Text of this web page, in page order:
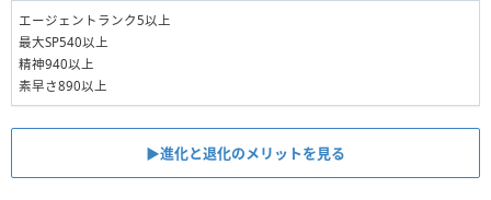
エージェントランク5以上
最大SP540以上
精神940以上
素早さ890以上
▶︎進化と退化のメリットを見る